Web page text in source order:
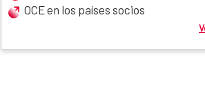
OCE en los países socios